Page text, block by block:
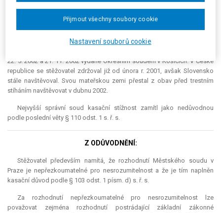
12 zákona o azylu o důvodech žádosti spočívajících v politickém
Ze spisu vyplynulo, že stěžovatel požádal o azyl až poté, co byl
zadržen a umístěn do vydávací vazby Městského soudu v Praze ve
22. 5. 2002 a 21. 11. 2002 vydané Okresním soudem v Košicích. V České
republice se stěžovatel zdržoval již od února r. 2001, avšak Slovensko
stále navštěvoval. Svou mateřskou zemi přestal z obav před trestním
stíháním navštěvovat v dubnu 2002.
Nejvyšší správní soud kasační stížnost zamítl jako nedůvodnou
podle poslední věty § 110 odst. 1 s. ř. s.
Z ODŮVODNĚNÍ:
Stěžovatel především namítá, že rozhodnutí Městského soudu v
Praze je nepřezkoumatelné pro nesrozumitelnost a že je tím naplněn
kasační důvod podle § 103 odst. 1 písm. d) s. ř. s.
Za rozhodnutí nepřezkoumatelné pro nesrozumitelnost lze
považovat zejména rozhodnutí postrádající základní zákonné
Nastavení souborů cookie
Přijmout všechny soubory cookie